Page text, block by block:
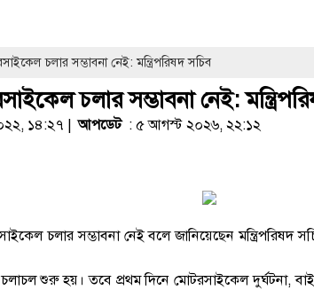
চলার সম্ভাবনা নেই: মন্ত্রিপরিষদ সচিব
চলার সম্ভাবনা নেই:
১৪:২৭ |আপডেট: ৫ আগস্ট ২০২৬, ২২:১২
চলার সম্ভাবনা নেই বলে জানিয়েছেন মন্ত্রিপরিষদ
শুরু হয়। তবে প্রথম দিনে মোটরসাইকেল দুর্ঘটনা,